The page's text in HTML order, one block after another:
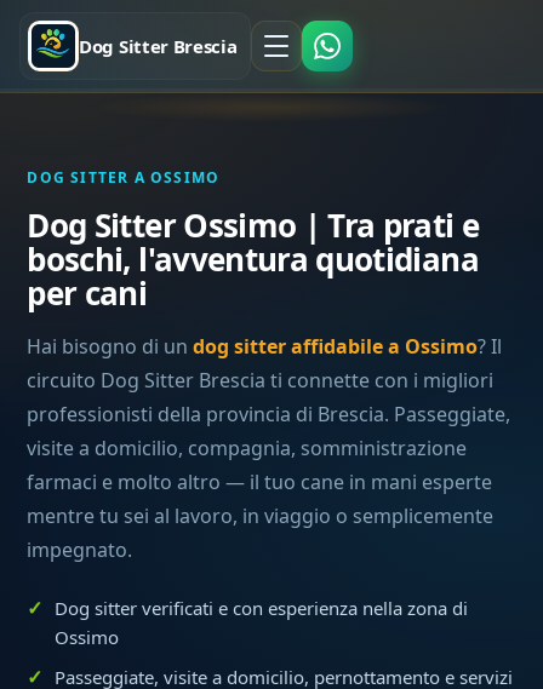
Dog Sitter Brescia
DOG SITTER A OSSIMO
Dog Sitter Ossimo | Tra prati e
boschi, l'avventura quotidiana
per cani
Hai bisogno di undog sitter affidabile a Ossimo? Il
circuito Dog Sitter Brescia ti connette con i migliori
professionisti della provincia di Brescia. Passeggiate,
visite a domicilio, compagnia, somministrazione
farmaci e molto altro — il tuo cane in mani esperte
mentre tu sei al lavoro, in viaggio o semplicemente
impegnato.
Dog sitter verificati e con esperienza nella zona di
Ossimo
Passeggiate, visite a domicilio, pernottamento e servizi